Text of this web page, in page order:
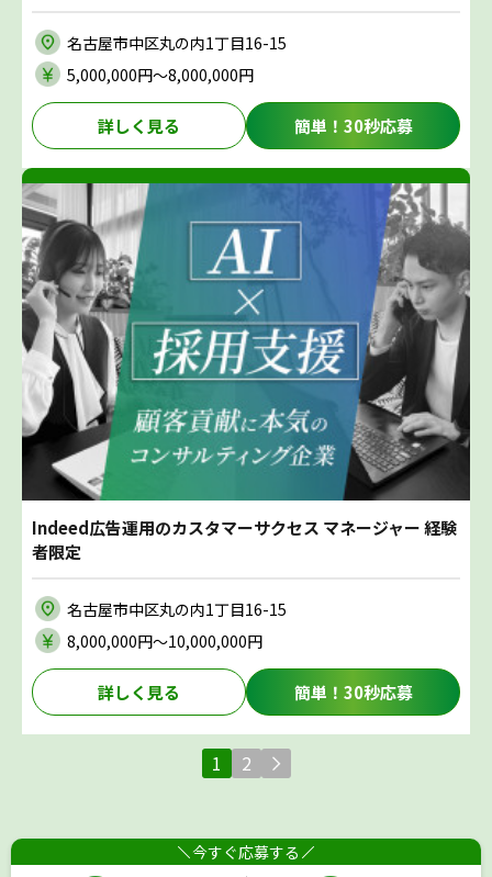
今すぐ応募する
名古屋市中区丸の内1丁目16-15
5,000,000円〜8,000,000円
詳しく見る 簡単！30秒応募
Indeed広告運用のカスタマーサクセス マネージャー 経験
者限定
名古屋市中区丸の内1丁目16-15
8,000,000円〜10,000,000円
詳しく見る 簡単！30秒応募
1 2